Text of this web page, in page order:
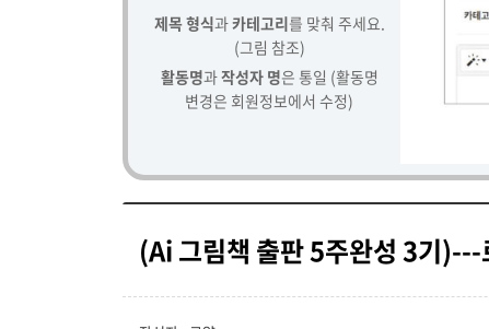
제목 형식과카테고리를 맞춰 주세요.
(그림 참조)
활동명과작성자 명은 통일 (활동명
변경은 회원정보에서 수정)
(Ai 그림책 출판 5주완성 3기)---